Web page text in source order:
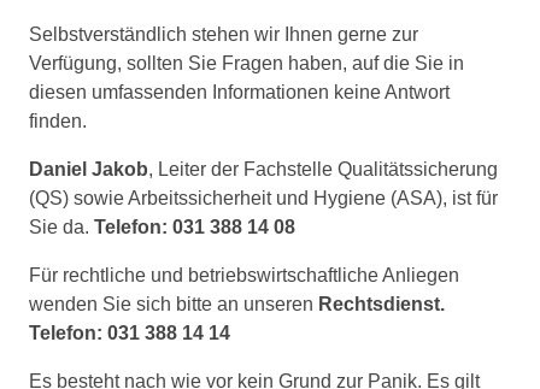
Selbstverständlich stehen wir Ihnen gerne zur
Verfügung, sollten Sie Fragen haben, auf die Sie in
diesen umfassenden Informationen keine Antwort
finden.
Daniel Jakob, Leiter der Fachstelle Qualitätssicherung
(QS) sowie Arbeitssicherheit und Hygiene (ASA), ist für
Sie da. Telefon: 031 388 14 08
Für rechtliche und betriebswirtschaftliche Anliegen
wenden Sie sich bitte an unseren Rechtsdienst.
Telefon: 031 388 14 14
Es besteht nach wie vor kein Grund zur Panik. Es gilt